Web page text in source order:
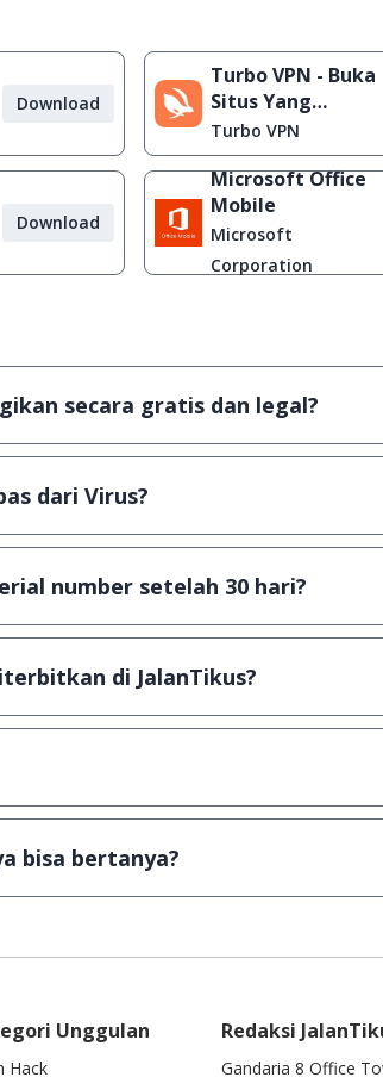
Download
Turbo VPN - Buka
Situs Yang
Diblokir
Turbo VPN
Download
Microsoft Office
Mobile
Microsoft
Corporation
secara gratis dan legal?
dan legal, dalam artian tidak
dari Virus?
AVG & Avast) sebelum
number setelah 30 hari?
yang dibagikan secara Shareware,
di JalanTikus?
Nama Aplikasi/Games,
saat ini kita masih melakukan
bisa bertanya?
pertanyaan kamu ke
Redaksi
Gandaria 8 Office
Unggulan
Hack